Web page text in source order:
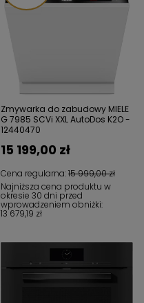
Zmywarka do zabudowy MIELE
G 7985 SCVi XXL AutoDos K2O -
12440470
Cena regularna:15 999,00 zł
15 199,00 zł
Najniższa cena produktu w
okresie 30 dni przed
wprowadzeniem obniżki:
13 679,19 zł